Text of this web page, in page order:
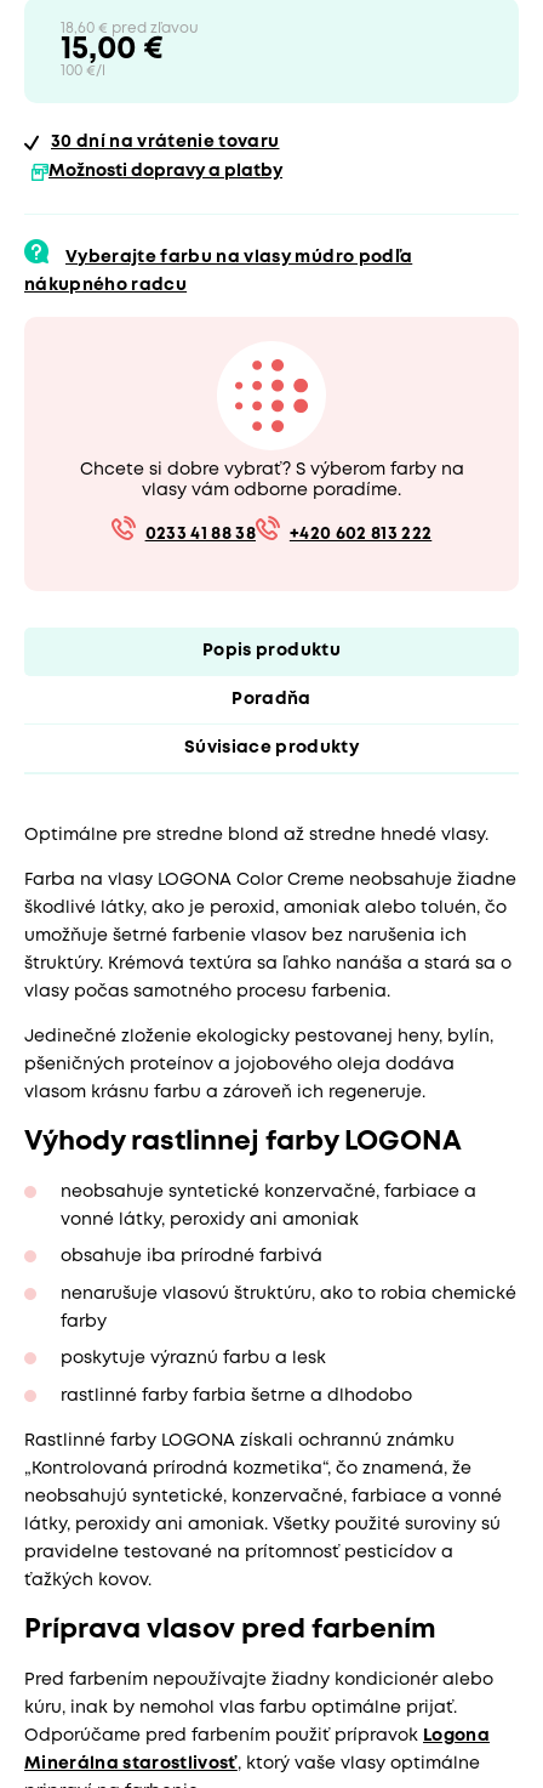
18,60 € pred zľavou
15,00 €
100 €/l
30 dní na vrátenie tovaru
Možnosti dopravy a platby
Vyberajte farbu na vlasy múdro podľa
nákupného radcu
Chcete si dobre vybrať? S výberom farby na
vlasy vám odborne poradíme.
0233 41 88 38 +420 602 813 222
Popis produktu
Poradňa
Súvisiace produkty
Optimálne pre stredne blond až stredne hnedé vlasy.
Farba na vlasy LOGONA Color Creme neobsahuje žiadne
škodlivé látky, ako je peroxid, amoniak alebo toluén, čo
umožňuje šetrné farbenie vlasov bez narušenia ich
štruktúry. Krémová textúra sa ľahko nanáša a stará sa o
vlasy počas samotného procesu farbenia.
Jedinečné zloženie ekologicky pestovanej heny, bylín,
pšeničných proteínov a jojobového oleja dodáva
vlasom krásnu farbu a zároveň ich regeneruje.
Výhody rastlinnej farby LOGONA
neobsahuje syntetické konzervačné, farbiace a
vonné látky, peroxidy ani amoniak
obsahuje iba prírodné farbivá
nenarušuje vlasovú štruktúru, ako to robia chemické
farby
poskytuje výraznú farbu a lesk
rastlinné farby farbia šetrne a dlhodobo
Rastlinné farby LOGONA získali ochrannú známku
„Kontrolovaná prírodná kozmetika“, čo znamená, že
neobsahujú syntetické, konzervačné, farbiace a vonné
látky, peroxidy ani amoniak. Všetky použité suroviny sú
pravidelne testované na prítomnosť pesticídov a
ťažkých kovov.
Príprava vlasov pred farbením
Pred farbením nepoužívajte žiadny kondicionér alebo
kúru, inak by nemohol vlas farbu optimálne prijať.
Odporúčame pred farbením použiť prípravok Logona
Minerálna starostlivosť, ktorý vaše vlasy optimálne